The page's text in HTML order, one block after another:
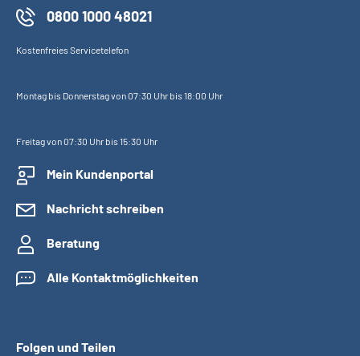
0800 1000 48021
Kostenfreies Servicetelefon
Montag bis Donnerstag von 07:30 Uhr bis 18:00 Uhr
Freitag von 07:30 Uhr bis 15:30 Uhr
Mein Kundenportal
Nachricht schreiben
Beratung
Alle Kontaktmöglichkeiten
Folgen und Teilen